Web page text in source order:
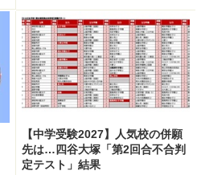
【中学受験2027】人気校の併願
先は…四谷大塚「第2回合不合判
定テスト」結果